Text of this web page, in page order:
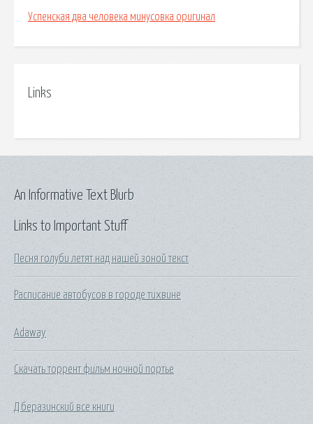
Успенская два человека минусовка оригинал
Links
Links to Important Stuff
Песня голуби летят над нашей зоной текст
Расписание автобусов в городе тихвине
Adaway
Скачать торрент фильм ночной портье
Д беразинский все книги
An Informative Text Blurb